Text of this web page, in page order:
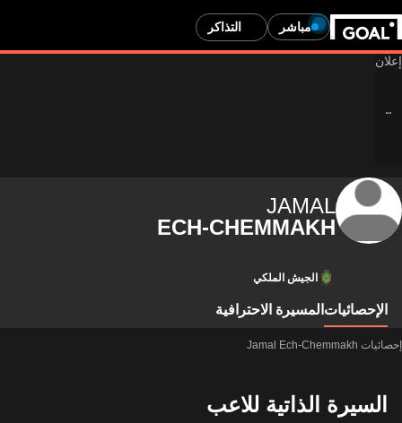
مباشر التذاكر
JAMAL
ECH-CHEMMAKH
الجيش الملكي
الإحصائيات المسيرة الاحترافية
إحصائيات Jamal Ech-Chemmakh
السيرة الذاتية للاعب